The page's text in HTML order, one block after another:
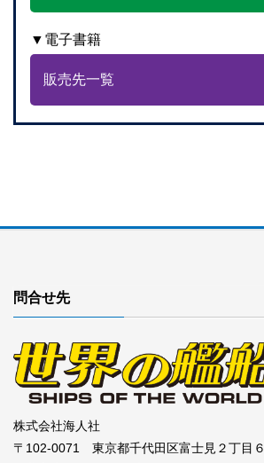
▼電子書籍
販売先一覧
問合せ先
株式会社海人社
〒102-0071 東京都千代田区富士見２丁目